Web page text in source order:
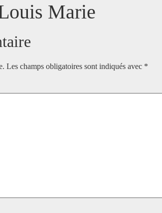
Marie
Les champs obligatoires sont indiqués avec *